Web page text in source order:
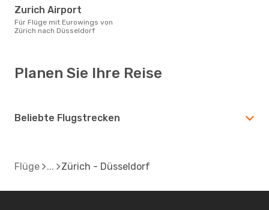
Zurich Airport
Für Flüge mit Eurowings von
Zürich nach Düsseldorf
Planen Sie Ihre Reise
Beliebte Flugstrecken
Flüge Zürich - Düsseldorf